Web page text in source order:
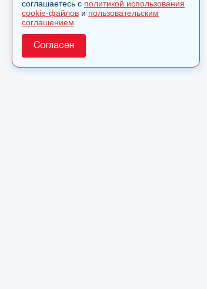
соглашаетесь с политикой использования
cookie-файлов и пользовательским
соглашением
Согласен